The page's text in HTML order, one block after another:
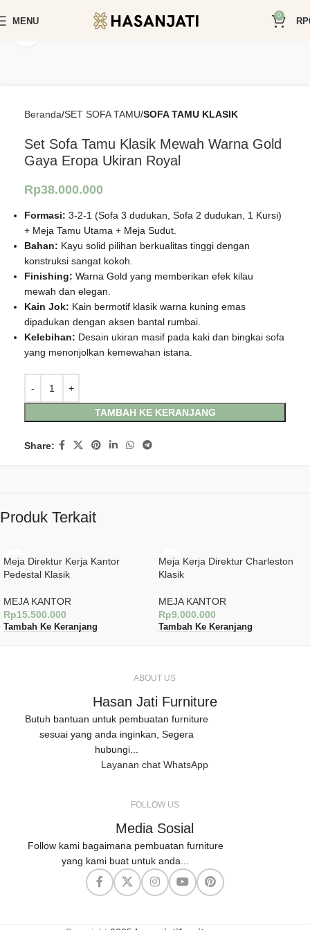
MENU
0
RP
Click to enlarge
Beranda SET SOFA TAMU SOFA TAMU KLASIK
Set Sofa Tamu Klasik Mewah Warna Gold
Gaya Eropa Ukiran Royal
Rp38.000.000
Formasi: 3-2-1 (Sofa 3 dudukan, Sofa 2 dudukan, 1 Kursi)
+ Meja Tamu Utama + Meja Sudut.
Bahan: Kayu solid pilihan berkualitas tinggi dengan
konstruksi sangat kokoh.
Finishing: Warna Gold yang memberikan efek kilau
mewah dan elegan.
Kain Jok: Kain bermotif klasik warna kuning emas
dipadukan dengan aksen bantal rumbai.
Kelebihan: Desain ukiran masif pada kaki dan bingkai sofa
yang menonjolkan kemewahan istana.
TAMBAH KE KERANJANG
Share:
Produk Terkait
Meja Direktur Kerja Kantor
Pedestal Klasik
MEJA KANTOR
Rp15.500.000
Tambah Ke Keranjang
Meja Kerja Direktur Charleston
Klasik
MEJA KANTOR
Rp9.000.000
Tambah Ke Keranjang
ABOUT US
Hasan Jati Furniture
Butuh bantuan untuk pembuatan furniture
sesuai yang anda inginkan, Segera
hubungi...
Layanan chat WhatsApp
FOLLOW US
Media Sosial
Follow kami bagaimana pembuatan furniture
yang kami buat untuk anda...